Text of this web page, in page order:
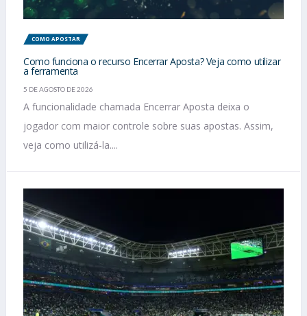
COMO APOSTAR
Como funciona o recurso Encerrar Aposta? Veja como utilizar
a ferramenta
5 DE AGOSTO DE 2026
A funcionalidade chamada Encerrar Aposta deixa o
jogador com maior controle sobre suas apostas. Assim,
veja como utilizá-la....